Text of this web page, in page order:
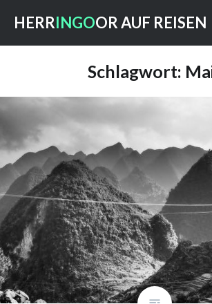
zum
Inhalt
HERRINGOOR AUF REISEN
Schlagwort: